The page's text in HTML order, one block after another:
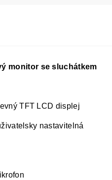
monitor se sluchátkem
TFT LCD displej
nastavitelná